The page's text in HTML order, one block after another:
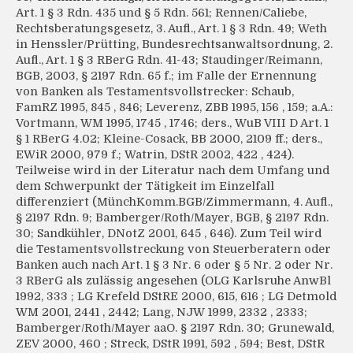
Art. 1 § 3 Rdn. 435 und § 5 Rdn. 561; Rennen/Caliebe,
Rechtsberatungsgesetz, 3. Aufl., Art. 1 § 3 Rdn. 49; Weth
in Henssler/Prütting, Bundesrechtsanwaltsordnung, 2.
Aufl., Art. 1 § 3 RBerG Rdn. 41-43; Staudinger/Reimann,
BGB, 2003, § 2197 Rdn. 65 f.; im Falle der Ernennung
von Banken als Testamentsvollstrecker: Schaub,
FamRZ 1995, 845 , 846; Leverenz, ZBB 1995, 156 , 159; a.A.:
Vortmann, WM 1995, 1745 , 1746; ders., WuB VIII D Art. 1
§ 1 RBerG 4.02; Kleine-Cosack, BB 2000, 2109 ff.; ders.,
EWiR 2000, 979 f.; Watrin, DStR 2002, 422 , 424).
Teilweise wird in der Literatur nach dem Umfang und
dem Schwerpunkt der Tätigkeit im Einzelfall
differenziert (MünchKomm.BGB/Zimmermann, 4. Aufl.,
§ 2197 Rdn. 9; Bamberger/Roth/Mayer, BGB, § 2197 Rdn.
30; Sandkühler, DNotZ 2001, 645 , 646). Zum Teil wird
die Testamentsvollstreckung von Steuerberatern oder
Banken auch nach Art. 1 § 3 Nr. 6 oder § 5 Nr. 2 oder Nr.
3 RBerG als zulässig angesehen (OLG Karlsruhe AnwBl
1992, 333 ; LG Krefeld DStRE 2000, 615, 616 ; LG Detmold
WM 2001, 2441 , 2442; Lang, NJW 1999, 2332 , 2333;
Bamberger/Roth/Mayer aaO. § 2197 Rdn. 30; Grunewald,
ZEV 2000, 460 ; Streck, DStR 1991, 592 , 594; Best, DStR